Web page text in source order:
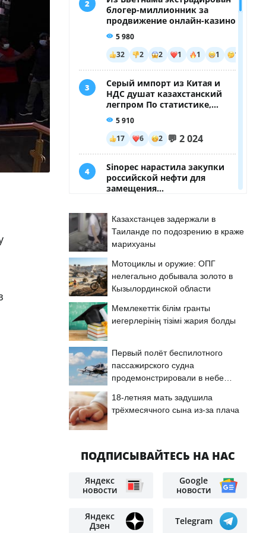
Казахстанцев задержали в
Таиланде по подозрению в краже
марихуаны
Мотоциклы и оружие: ОПГ
нелегально добывала золото в
Кызылординской области
Мемлекеттік білім гранты
иегерлерінің тізімі жария болды
Первый полёт беспилотного
пассажирского судна
продемонстрировали в небе
18-летняя мать задушила
трёхмесячного сына из-за плача
ПОДПИСЫВАЙТЕСЬ НА НАС
Яндекс
новости
Google
новости
Яндекс
Дзен
Telegram